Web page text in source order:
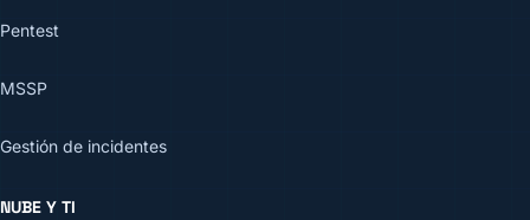
Pentest
MSSP
Gestión de incidentes
NUBE Y TI